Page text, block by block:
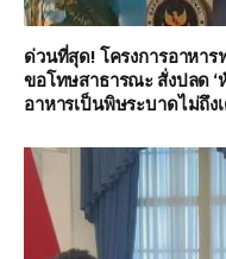
ด่วนที่สุด! โครงการอาหา
ขอโทษสาธารณะ สั่งปลด ‘
อาหารเป็นพิษระบาดไม่ถึง